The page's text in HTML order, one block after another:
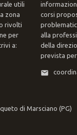
utili
zona
rivolti
per
a:
corsi
alla
della
prevista per
di Marsciano (PG)